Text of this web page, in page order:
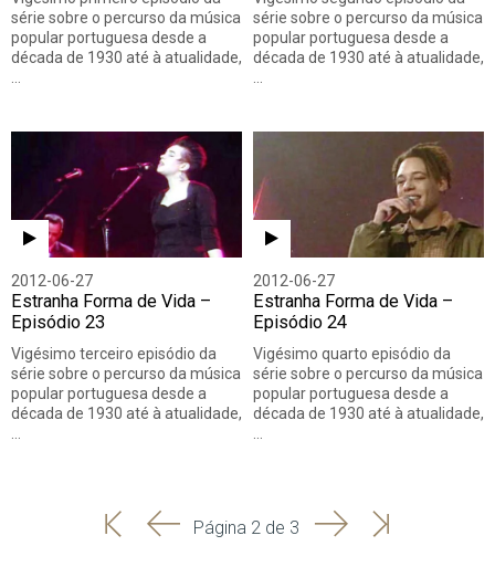
série sobre o percurso da música
popular portuguesa desde a
década de 1930 até à atualidade,
série sobre o percurso da música
popular portuguesa desde a
década de 1930 até à atualidade,
2012-06-27
Estranha Forma de Vida –
Episódio 23
Vigésimo terceiro episódio da
série sobre o percurso da música
popular portuguesa desde a
década de 1930 até à atualidade,
2012-06-27
Estranha Forma de Vida –
Episódio 24
Vigésimo quarto episódio da
série sobre o percurso da música
popular portuguesa desde a
década de 1930 até à atualidade,
'
'
Página 2 de 3 SeguinteÚltima